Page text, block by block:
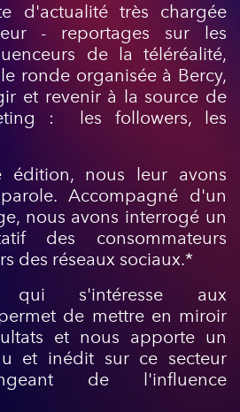
d'actualité très chargée
- reportages sur les
de la téléréalité,
ronde organisée à Bercy,
et revenir à la source de
: les followers, les
édition, nous leur avons
Accompagné d'un
nous avons interrogé un
des consommateurs
des réseaux sociaux.*
qui s'intéresse aux
de mettre en miroir
et nous apporte un
et inédit sur ce secteur
de l'influence